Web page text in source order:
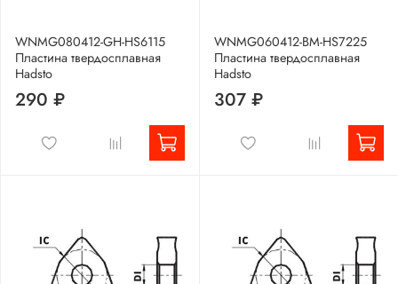
WNMG080412-GH-HS6115
Пластина твердосплавная
Hadsto
290 ₽
WNMG060412-BM-HS7225
Пластина твердосплавная
Hadsto
307 ₽